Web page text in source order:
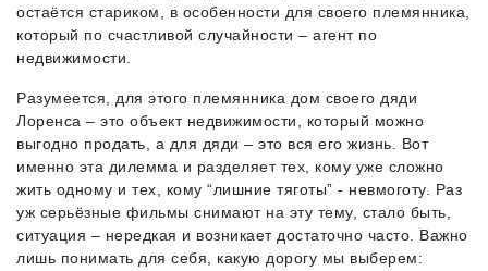
остаётся стариком, в особенности для своего племянника,
который по счастливой случайности – агент по
недвижимости.
Разумеется, для этого племянника дом своего дяди
Лоренса – это объект недвижимости, который можно
выгодно продать, а для дяди – это вся его жизнь. Вот
именно эта дилемма и разделяет тех, кому уже сложно
жить одному и тех, кому “лишние тяготы” - невмоготу. Раз
уж серьёзные фильмы снимают на эту тему, стало быть,
ситуация – нередкая и возникает достаточно часто. Важно
лишь понимать для себя, какую дорогу мы выберем: